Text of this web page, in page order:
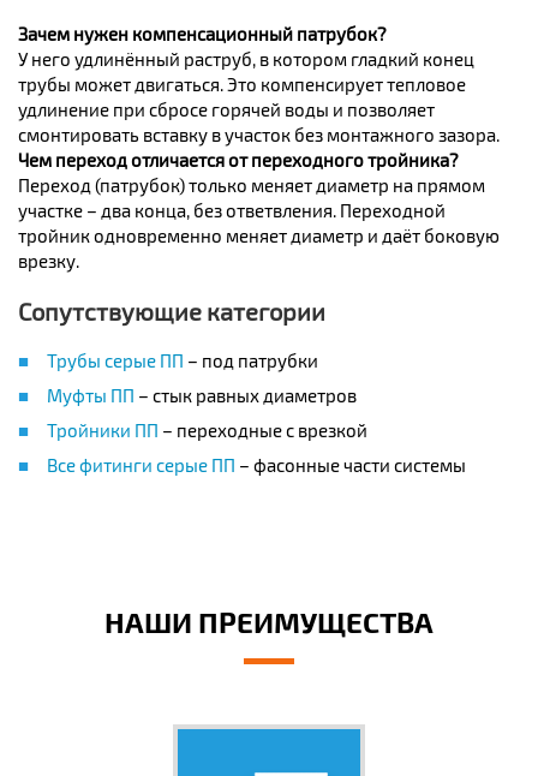
Зачем нужен компенсационный патрубок?
У него удлинённый раструб, в котором гладкий конец
трубы может двигаться. Это компенсирует тепловое
удлинение при сбросе горячей воды и позволяет
смонтировать вставку в участок без монтажного зазора.
Чем переход отличается от переходного тройника?
Переход (патрубок) только меняет диаметр на прямом
участке – два конца, без ответвления. Переходной
тройник одновременно меняет диаметр и даёт боковую
врезку.
Сопутствующие категории
Трубы серые ПП – под патрубки
Муфты ПП – стык равных диаметров
Тройники ПП – переходные с врезкой
Все фитинги серые ПП – фасонные части системы
НАШИ ПРЕИМУЩЕСТВА